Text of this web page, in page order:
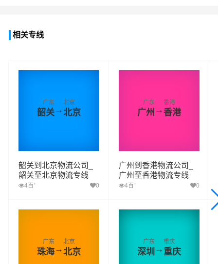
相关专线
广东
韶关→
北京
北京
韶关到北京物流公司_
韶关至北京物流专线
4百 + 0
广东
广州 →
香港
香港
广州到香港物流公司_
广州至香港物流专线
4百 + 0
广东
珠海→
北京
北京
广东
深圳→
重庆
重庆